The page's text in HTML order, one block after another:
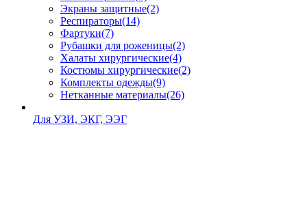
Экраны защитные(2)
Рeспираторы(14)
Фартуки(7)
Рубашки для роженицы(2)
Халаты хирургические(4)
Костюмы хирургические(2)
Комплекты одежды(9)
Нетканные материалы(26)
Для УЗИ, ЭКГ, ЭЭГ